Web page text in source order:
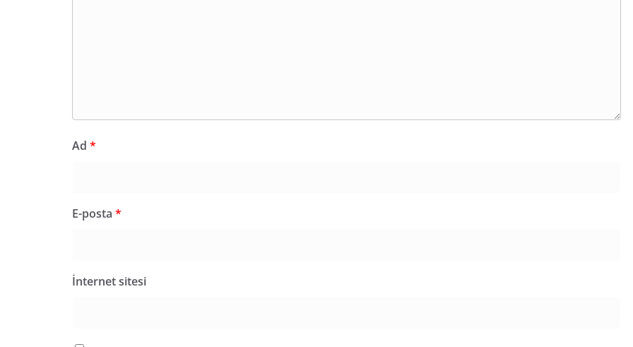
Ad *
E-posta *
İnternet sitesi